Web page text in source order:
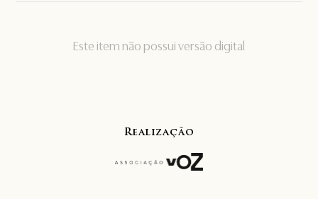
Este item não possui versão digital
Realização